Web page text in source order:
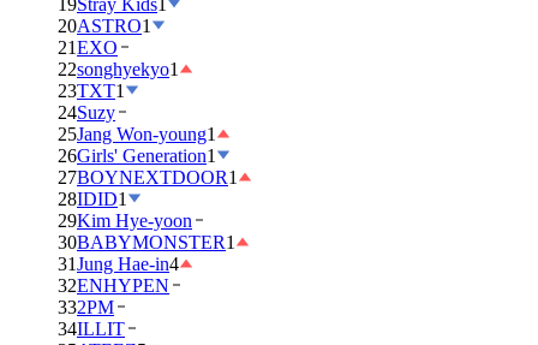
19Stray Kids1
20ASTRO1
21EXO
22songhyekyo1
23TXT1
24Suzy
25Jang Won-young1
26Girls' Generation1
27BOYNEXTDOOR1
28IDID1
29Kim Hye-yoon
30BABYMONSTER1
31Jung Hae-in4
32ENHYPEN
332PM
34ILLIT